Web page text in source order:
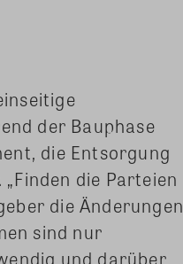
der Bauphase
die Entsorgung
die Parteien
die Änderungen
sind nur
und darüber